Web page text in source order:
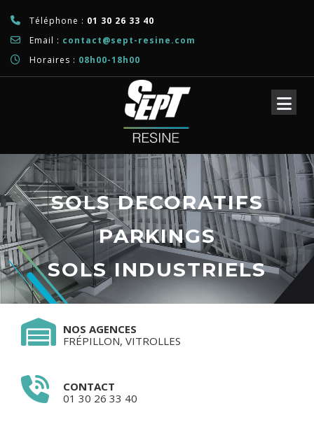
Téléphone : 01 30 26 33 40
Email : contact@sept-resine.com
Horaires : 08h00-18h00
SOLS DECORATIFS
PARKINGS
SOLS INDUSTRIELS
NOS AGENCES
FRÉPILLON, VITROLLES
CONTACT
01 30 26 33 40